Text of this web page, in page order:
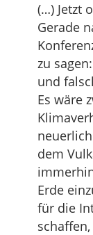
(…) Jetzt
Gerade
zu
und
Es wäre
dem
Erde
für die